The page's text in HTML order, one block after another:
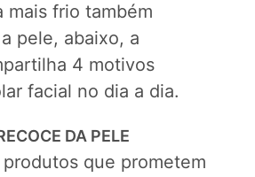
mais frio também
pele, abaixo, a
4 motivos
facial no dia a dia.
DA PELE
que prometem